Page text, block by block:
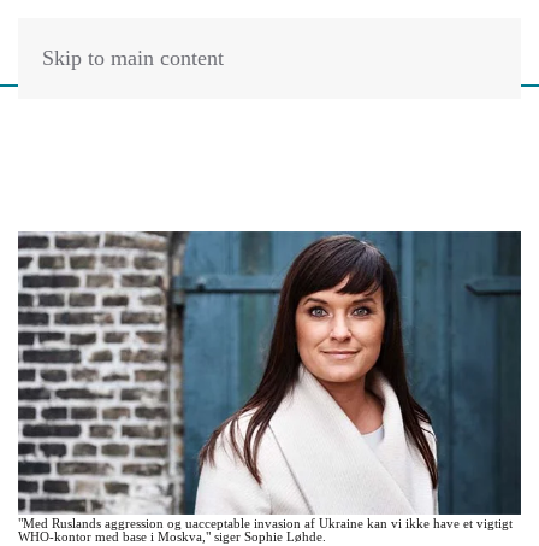
Skip to main content
"Med Ruslands aggression og uacceptable invasion af Ukraine kan vi ikke have et vigtigt
WHO-kontor med base i Moskva," siger Sophie Løhde.